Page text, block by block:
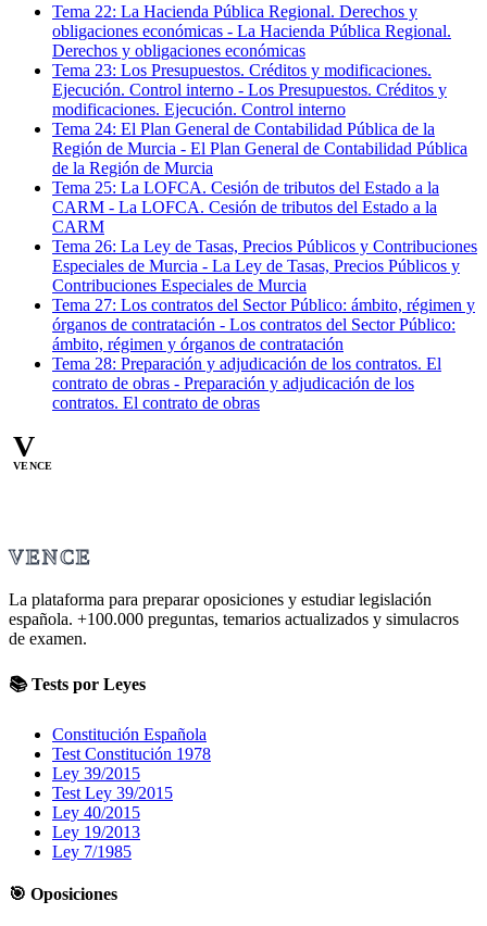
Tema 22: La Hacienda Pública Regional. Derechos y
obligaciones económicas - La Hacienda Pública Regional.
Derechos y obligaciones económicas
Tema 23: Los Presupuestos. Créditos y modificaciones.
Ejecución. Control interno - Los Presupuestos. Créditos y
modificaciones. Ejecución. Control interno
Tema 24: El Plan General de Contabilidad Pública de la
Región de Murcia - El Plan General de Contabilidad Pública
de la Región de Murcia
Tema 25: La LOFCA. Cesión de tributos del Estado a la
CARM - La LOFCA. Cesión de tributos del Estado a la
CARM
Tema 26: La Ley de Tasas, Precios Públicos y Contribuciones
Especiales de Murcia - La Ley de Tasas, Precios Públicos y
Contribuciones Especiales de Murcia
Tema 27: Los contratos del Sector Público: ámbito, régimen y
órganos de contratación - Los contratos del Sector Público:
ámbito, régimen y órganos de contratación
Tema 28: Preparación y adjudicación de los contratos. El
contrato de obras - Preparación y adjudicación de los
contratos. El contrato de obras
V
VENCE
VENCE
La plataforma para preparar oposiciones y estudiar legislación
española. +100.000 preguntas, temarios actualizados y simulacros
de examen.
📚 Tests por Leyes
Constitución Española
Test Constitución 1978
Ley 39/2015
Test Ley 39/2015
Ley 40/2015
Ley 19/2013
Ley 7/1985
🎯 Oposiciones